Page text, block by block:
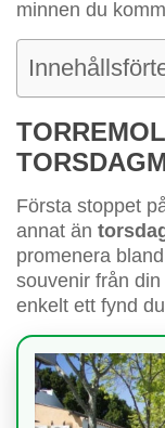
minnen du
Första stoppet
annat än
promenera
souvenir från din
enkelt ett fynd